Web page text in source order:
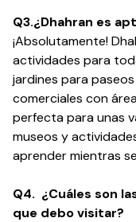
Q3.¿Dhahran es
¡Absolutamente!
actividades para
jardines para
comerciales con
perfecta para unas
museos y
aprender mientras
Q4. ¿Cuáles son
que debo visitar?